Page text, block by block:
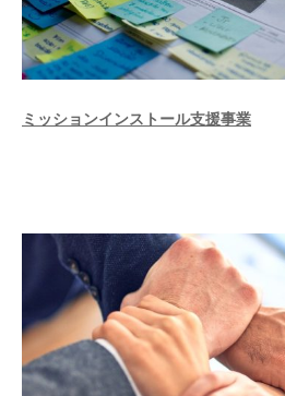
ミッションインストール支援事業